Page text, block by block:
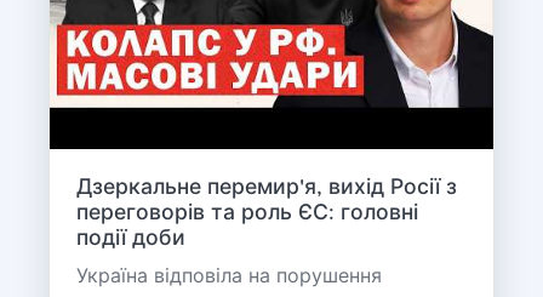
Дзеркальне перемир'я, вихід Росії з
переговорів та роль ЄС: головні
події доби
Україна відповіла на порушення